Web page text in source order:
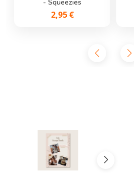
- Squeezies
2,95 €
Joaninha - Erasable Pen
Legami